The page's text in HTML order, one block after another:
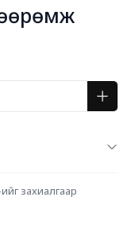
захиалгаар